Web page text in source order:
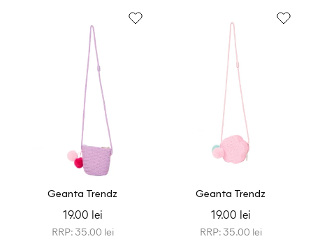
Geanta Trendz
19.00 lei
RRP: 35.00 lei
Geanta Trendz
19.00 lei
RRP: 35.00 lei